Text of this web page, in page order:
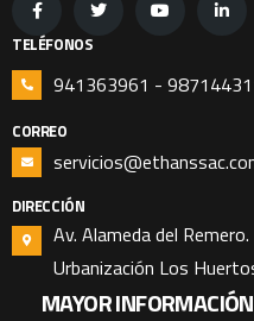
TELÉFONOS
941363961 -
CORREO
DIRECCIÓN
Av. Alameda del
Urbanización Los
MAYOR